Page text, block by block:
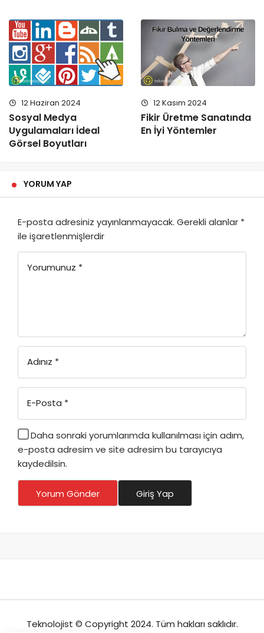
12 Haziran 2024
Sosyal Medya
Uygulamaları İdeal
Görsel Boyutları
12 Kasım 2024
Fikir Üretme Sanatında
En İyi Yöntemler
YORUM YAP
E-posta adresiniz yayınlanmayacak. Gerekli alanlar *
ile işaretlenmişlerdir
Yorumunuz *
Adınız *
E-Posta *
Daha sonraki yorumlarımda kullanılması için adım,
e-posta adresim ve site adresim bu tarayıcıya
kaydedilsin.
Yorum Gönder Giriş Yap
Teknolojist © Copyright 2024. Tüm hakları saklıdır.